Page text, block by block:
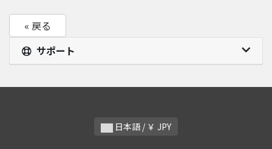
« 戻る
サポート
日本語 / ￥ JPY